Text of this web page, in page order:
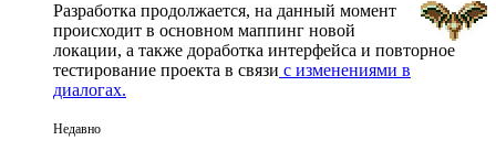
Разработка продолжается, на данный момент
происходит в основном маппинг новой
локации, а также доработка интерфейса и повторное
тестирование проекта в связи с изменениями в
диалогах.
Недавно